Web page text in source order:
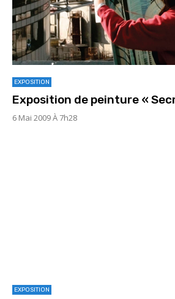
EXPOSITION
Exposition de peinture «
6 Mai 2009 À 7h28
EXPOSITION